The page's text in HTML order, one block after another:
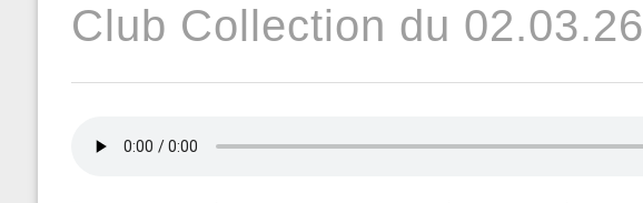
Club Collection du 02.03.26